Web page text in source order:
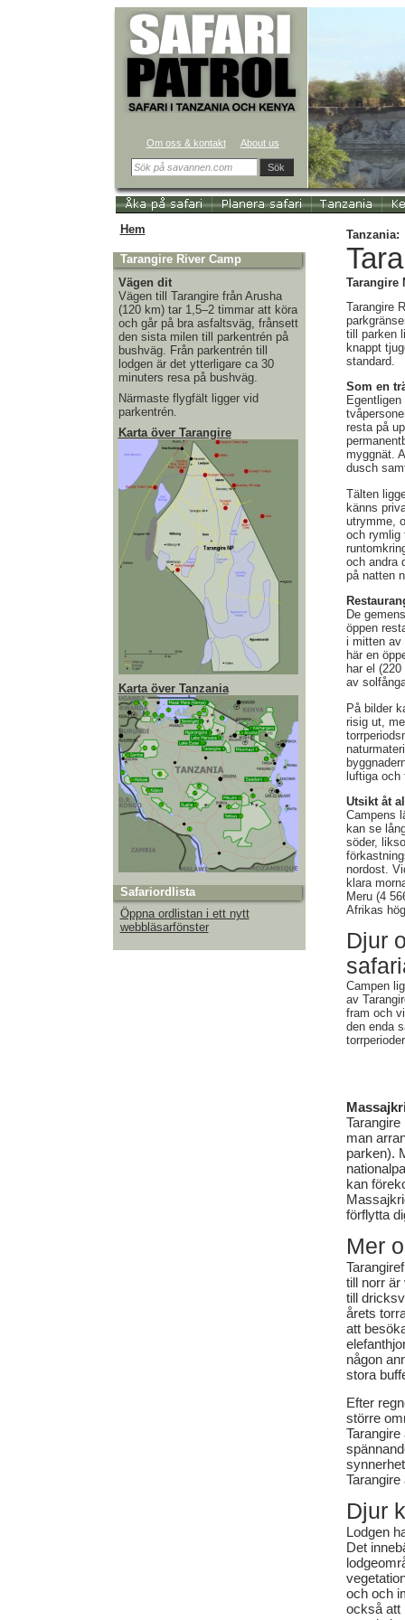
Om oss & kontakt About us
Sök
Hem
Tarangire River Camp
Vägen dit
Vägen till Tarangire från Arusha
(120 km) tar 1,5–2 timmar att köra
och går på bra asfaltsväg, frånsett
den sista milen till parkentrén på
bushväg. Från parkentrén till
lodgen är det ytterligare ca 30
minuters resa på bushväg.
Närmaste flygfält ligger vid
parkentrén.
Karta över Tarangire
Karta över Tanzania
Safariordlista
Öppna ordlistan i ett nytt
webbläsarfönster
Tanzania:
Tarangire
Tarangire
till parken
knappt
standard.
Som en
resta på
myggnät.
dusch
Tälten
känns
utrymme,
och rymlig
och andra
på natten
De
öppen
i mitten av
här en
har el
av
På bilder
risig ut,
luftiga och
Utsikt åt
Campens
kan se
söder,
nordost.
klara
Meru (4
Afrikas
Djur
Campen
av
fram och
den enda
man
parken).
kan
förflytta
Mer
till norr är
till
årets
att
någon
stora
Efter
större
Djur
Lodgen
Det
och och
också att